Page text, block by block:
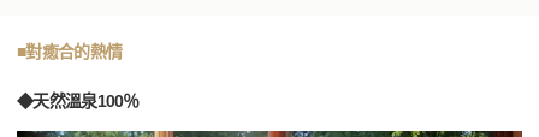
■對癒合的熱情
◆天然溫泉100％